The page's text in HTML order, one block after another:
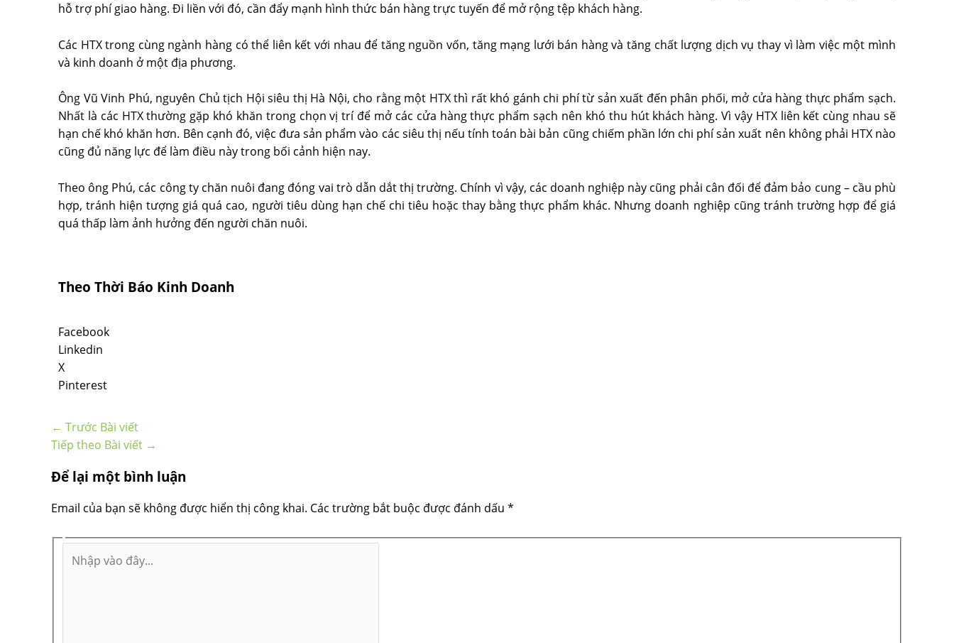
hỗ trợ phí giao hàng. Đi liền với đó, cần đẩy mạnh hình thức bán hàng trực tuyến để mở rộng tệp khách hàng.
Các HTX trong cùng ngành hàng có thể liên kết với nhau để tăng nguồn vốn, tăng mạng lưới bán hàng và tăng chất lượng dịch vụ thay vì làm việc một mình
và kinh doanh ở một địa phương.
Ông Vũ Vinh Phú, nguyên Chủ tịch Hội siêu thị Hà Nội, cho rằng một HTX thì rất khó gánh chi phí từ sản xuất đến phân phối, mở cửa hàng thực phẩm sạch.
Nhất là các HTX thường gặp khó khăn trong chọn vị trí để mở các cửa hàng thực phẩm sạch nên khó thu hút khách hàng. Vì vậy HTX liên kết cùng nhau sẽ
hạn chế khó khăn hơn. Bên cạnh đó, việc đưa sản phẩm vào các siêu thị nếu tính toán bài bản cũng chiếm phần lớn chi phí sản xuất nên không phải HTX nào
cũng đủ năng lực để làm điều này trong bối cảnh hiện nay.
Theo ông Phú, các công ty chăn nuôi đang đóng vai trò dẫn dắt thị trường. Chính vì vậy, các doanh nghiệp này cũng phải cân đối để đảm bảo cung – cầu phù
hợp, tránh hiện tượng giá quá cao, người tiêu dùng hạn chế chi tiêu hoặc thay bằng thực phẩm khác. Nhưng doanh nghiệp cũng tránh trường hợp để giá
quá thấp làm ảnh hưởng đến người chăn nuôi.
Theo Thời Báo Kinh Doanh
Facebook
Linkedin
X
Pinterest
← Trước Bài viết
Tiếp theo Bài viết →
Để lại một bình luận
Email của bạn sẽ không được hiển thị công khai. Các trường bắt buộc được đánh dấu *